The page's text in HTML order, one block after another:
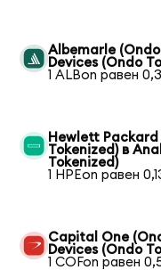
Albemarle
Devices (Ondo
1 ALBon равен
Hewlett
Tokenized) в
Tokenized)
1 HPEon равен
Capital One
Devices (Ondo
1 COFon равен